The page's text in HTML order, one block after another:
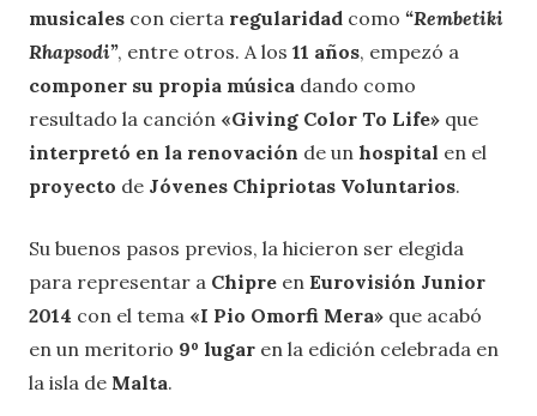
musicales con cierta regularidad como “Rembetiki
Rhapsodi”, entre otros. A los 11 años, empezó a
componer su propia música dando como
resultado la canción «Giving Color To Life» que
interpretó en la renovación de un hospital en el
proyecto de Jóvenes Chipriotas Voluntarios.
Su buenos pasos previos, la hicieron ser elegida
para representar a Chipre en Eurovisión Junior
2014 con el tema «I Pio Omorfi Mera» que acabó
en un meritorio 9º lugar en la edición celebrada en
la isla de Malta.